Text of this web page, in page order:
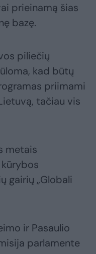
prieinamą šias
bazę.
piliečių
kad būtų
priimami
tačiau vis
metais
gairių „Globali
ir Pasaulio
parlamente